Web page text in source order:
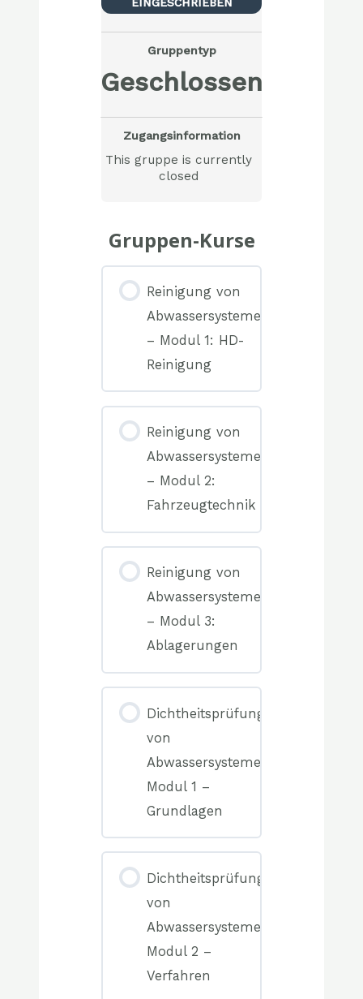
Gruppentyp
Geschlossen
Zugangsinformation
This gruppe is currently
closed
Gruppen-Kurse
Reinigung von
Abwassersystemen
– Modul 1: HD-
Reinigung
0%
COMPLETE
0/0
Elemente(n)
Reinigung von
Abwassersystemen
– Modul 2:
Fahrzeugtechnik
0%
COMPLETE
0/0
Elemente(n)
Reinigung von
Abwassersystemen
– Modul 3:
Ablagerungen
0%
COMPLETE
0/0
Elemente(n)
Dichtheitsprüfung
von
Abwassersystemen
Modul 1 –
Grundlagen
0%
COMPLETE
0/0
Elemente(n)
Dichtheitsprüfung
von
Abwassersystemen
Modul 2 –
Verfahren